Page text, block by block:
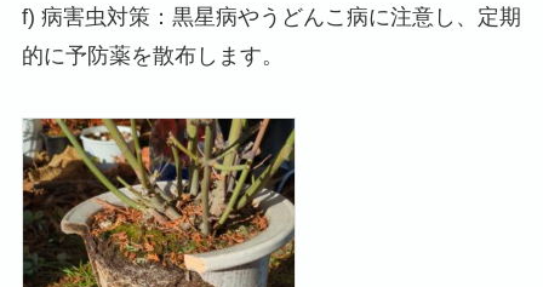
f) 病害虫対策：黒星病やうどんこ病に注意し、定期
的に予防薬を散布します。